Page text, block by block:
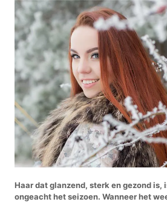
Haar dat glanzend, sterk en gezond is,
ongeacht het seizoen. Wanneer het